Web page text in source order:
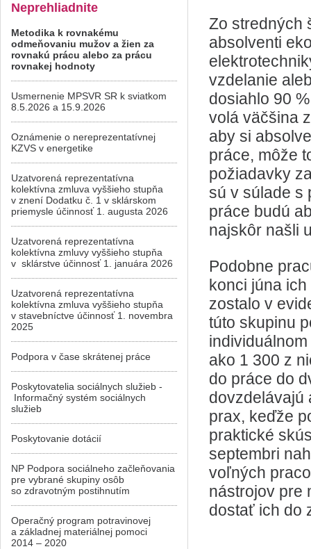
Zo stredných
absolventi
vzdelanie
dosiahlo 90
volá väčšina
aby si
práce, môže
požiadavky
sú v súlade s
práce budú
najskôr našli
Podobne
konci júna
zostalo v
túto skupinu
ako 1 300 z
do práce do
dovzdelávajú
prax, keďže
praktické
septembri
voľných
nástrojov pre
dostať ich do
Neprehliadnite
Metodika k rovnakému
odmeňovaniu mužov a žien za
rovnakú prácu alebo za prácu
rovnakej hodnoty
Usmernenie MPSVR SR k sviatkom
8.5.2026 a 15.9.2026
Oznámenie o nereprezentatívnej
KZVS v energetike
Uzatvorená reprezentatívna
kolektívna zmluva vyššieho stupňa
v znení Dodatku č. 1 v sklárskom
priemysle účinnosť 1. augusta 2026
Uzatvorená reprezentatívna
kolektívna zmluvy vyššieho stupňa
v sklárstve účinnosť 1. januára 2026
Uzatvorená reprezentatívna
kolektívna zmluva vyššieho stupňa
v stavebníctve účinnosť 1. novembra
2025
Podpora v čase skrátenej práce
Poskytovatelia sociálnych služieb -
Informačný systém sociálnych
služieb
Poskytovanie dotácií
NP Podpora sociálneho začleňovania
pre vybrané skupiny osôb
so zdravotným postihnutím
Operačný program potravinovej
a základnej materiálnej pomoci
2014 – 2020